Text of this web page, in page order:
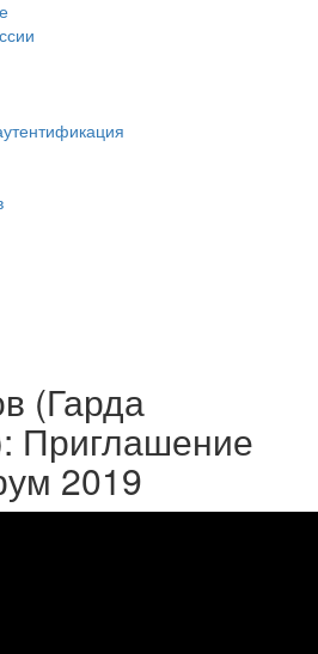
(Гарда
Приглашение
2019